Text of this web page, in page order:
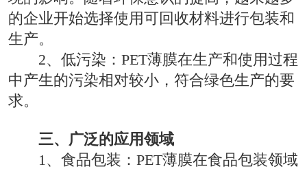
的企业开始选择使用可回收材料进行包装和
生产。
2、低污染：PET薄膜在生产和使用过程
中产生的污染相对较小，符合绿色生产的要
求。
三、广泛的应用领域
1、食品包装：PET薄膜在食品包装领域